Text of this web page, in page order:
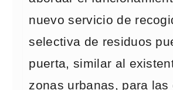
nuevo servicio de
selectiva de residuos
puerta, similar al
zonas urbanas, para las